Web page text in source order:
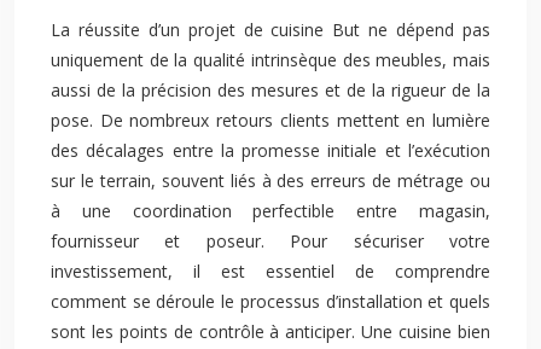
La réussite d’un projet de cuisine But ne dépend pas
uniquement de la qualité intrinsèque des meubles, mais
aussi de la précision des mesures et de la rigueur de la
pose. De nombreux retours clients mettent en lumière
des décalages entre la promesse initiale et l’exécution
sur le terrain, souvent liés à des erreurs de métrage ou
à une coordination perfectible entre magasin,
fournisseur et poseur. Pour sécuriser votre
investissement, il est essentiel de comprendre
comment se déroule le processus d’installation et quels
sont les points de contrôle à anticiper. Une cuisine bien